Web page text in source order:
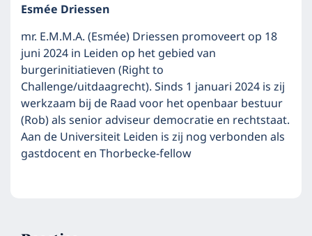
Esmée Driessen
mr. E.M.M.A. (Esmée) Driessen promoveert op 18
juni 2024 in Leiden op het gebied van
burgerinitiatieven (Right to
Challenge/uitdaagrecht). Sinds 1 januari 2024 is zij
werkzaam bij de Raad voor het openbaar bestuur
(Rob) als senior adviseur democratie en rechtstaat.
Aan de Universiteit Leiden is zij nog verbonden als
gastdocent en Thorbecke-fellow